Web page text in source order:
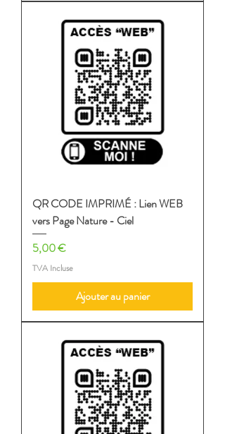
QR CODE IMPRIMÉ : Lien WEB
vers Page Nature - Ciel
Prix
5,00 €
TVA Incluse
Ajouter au panier